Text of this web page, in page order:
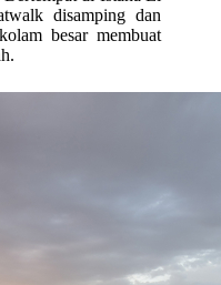
disamping dan
besar membuat